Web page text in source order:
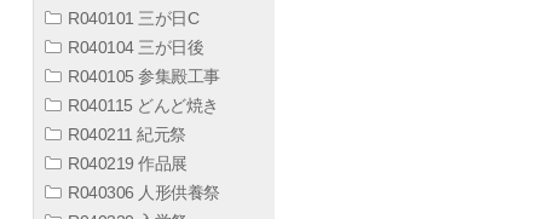
R040101 三が日C
R040104 三が日後
R040105 参集殿工事
R040115 どんど焼き
R040211 紀元祭
R040219 作品展
R040306 人形供養祭